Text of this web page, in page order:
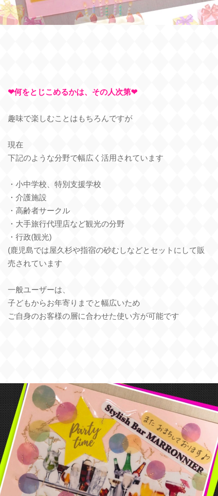
❤︎何をとじこめるかは、その人次第❤︎
趣味で楽しむことはもちろんですが
現在
下記のような分野で幅広く活用されています
・小中学校、特別支援学校
・介護施設
・高齢者サークル
・大手旅行代理店など観光の分野
・行政(観光)
(鹿児島では屋久杉や指宿の砂むしなどとセットにして販
売されています
一般ユーザーは、
子どもからお年寄りまでと幅広いため
ご自身のお客様の層に合わせた使い方が可能です